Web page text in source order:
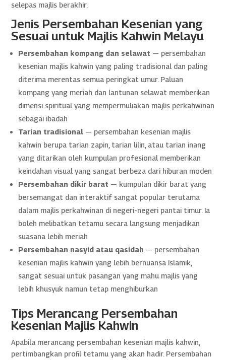
selepas majlis berakhir.
Jenis Persembahan Kesenian yang
Sesuai untuk Majlis Kahwin Melayu
Persembahan kompang dan selawat — persembahan
kesenian majlis kahwin yang paling tradisional dan paling
diterima merentas semua peringkat umur. Paluan
kompang yang meriah dan lantunan selawat memberikan
dimensi spiritual yang mempermuliakan majlis perkahwinan
sebagai ibadah
Tarian tradisional — persembahan kesenian majlis
kahwin berupa tarian zapin, tarian lilin, atau tarian inang
yang ditarikan oleh kumpulan profesional memberikan
keindahan visual yang sangat berbeza dari hiburan moden
Persembahan dikir barat — kumpulan dikir barat yang
bersemangat dan interaktif sangat popular terutama
dalam majlis perkahwinan di negeri-negeri pantai timur. Ia
boleh melibatkan tetamu secara langsung menjadikan
suasana lebih meriah
Persembahan nasyid atau qasidah — persembahan
kesenian majlis kahwin yang lebih bernuansa Islamik,
sangat sesuai untuk pasangan yang mahu majlis yang
lebih khusyuk namun tetap menghiburkan
Tips Merancang Persembahan
Kesenian Majlis Kahwin
Apabila merancang persembahan kesenian majlis kahwin,
pertimbangkan profil tetamu yang akan hadir. Persembahan